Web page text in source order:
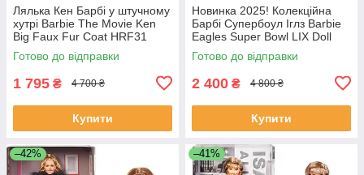
Лялька Кен Барбі у штучному
хутрі Barbie The Movie Ken
Big Faux Fur Coat HRF31
Готово до відправки
1 795 ₴ 4 700 ₴
Купити
Новинка 2025! Колекційна
Барбі Супербоул Іглз Barbie
Eagles Super Bowl LIX Doll
№2 🏈 JKG64
Готово до відправки
2 400 ₴ 4 800 ₴
Купити
–42% –41%